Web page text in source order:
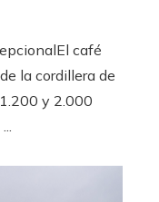
café
la cordillera de
y 2.000